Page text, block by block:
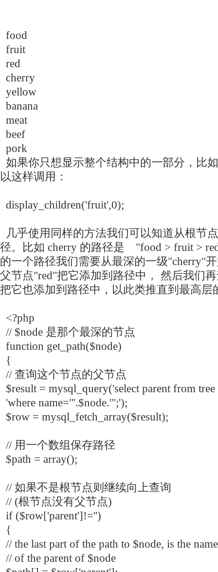
food
fruit
red
cherry
yellow
banana
meat
beef
pork
如果你只想显示整个结构中的一部分，比
以这样调用：
display_children('fruit',0);
几乎使用同样的方法我们可以知道从根节
径。比如 cherry 的路径是 "food > fruit >
的一个路径我们需要从最深的一级"cherry"
父节点"red"把它添加到路径中， 然后我们
把它也添加到路径中，以此类推直到最高层
<?php
// $node 是那个最深的节点
function get_path($node)
{
// 查询这个节点的父节点
$result = mysql_query('select parent from tree
'where name="'.$node.'";');
$row = mysql_fetch_array($result);
// 用一个数组保存路径
$path = array();
// 如果不是根节点则继续向上查询
// (根节点没有父节点)
if ($row['parent']!='')
{
// the last part of the path to $node, is the name
// of the parent of $node